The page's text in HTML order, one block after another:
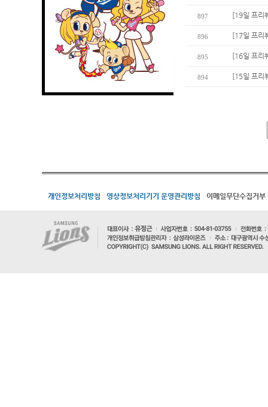
897 [19일 프리
896 [17일 프리
895 [16일 프리
894 [15일 프리
개인정보처리방침 영상정보처리기기 운영관리방침 이메일무단수집거부